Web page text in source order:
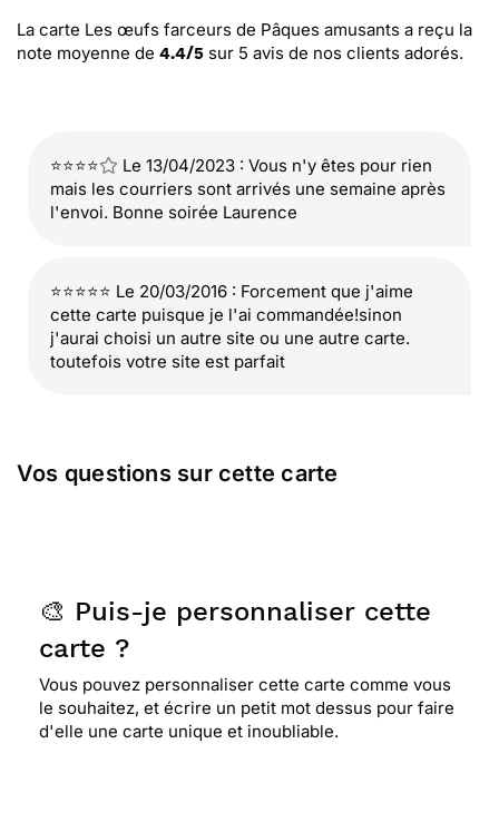
La carte Les œufs farceurs de Pâques amusants a reçu la
note moyenne de 4.4/5 sur 5 avis de nos clients adorés.
⭐⭐⭐⭐
Le 13/04/2023 : Vous n'y êtes pour rien
mais les courriers sont arrivés une semaine après
l'envoi. Bonne soirée Laurence
⭐⭐⭐⭐⭐ Le 20/03/2016 : Forcement que j'aime
cette carte puisque je l'ai commandée!sinon
j'aurai choisi un autre site ou une autre carte.
toutefois votre site est parfait
Vos questions sur cette carte
🎨 Puis-je personnaliser cette
carte ?
Vous pouvez personnaliser cette carte comme vous
le souhaitez, et écrire un petit mot dessus pour faire
d'elle une carte unique et inoubliable.